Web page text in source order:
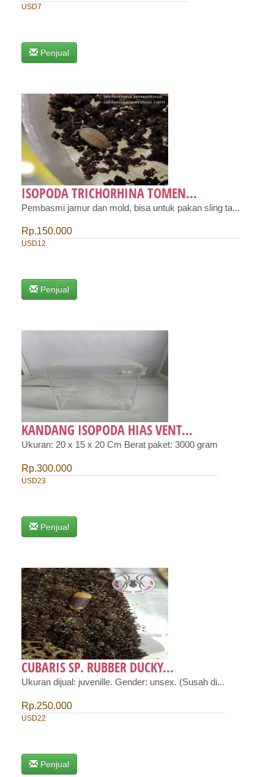
USD7
Penjual
ISOPODA TRICHORHINA TOMEN...
Pembasmi jamur dan mold, bisa untuk pakan sling ta...
Rp.150.000
USD12
Penjual
KANDANG ISOPODA HIAS VENT...
Ukuran: 20 x 15 x 20 Cm Berat paket: 3000 gram
Rp.300.000
USD23
Penjual
CUBARIS SP. RUBBER DUCKY...
Ukuran dijual: juvenille. Gender: unsex. (Susah di...
Rp.250.000
USD22
Penjual